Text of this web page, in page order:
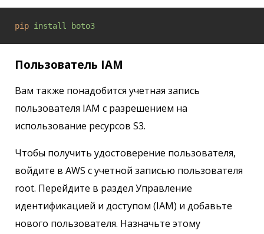
pip install boto3
Пользователь IAM
Вам также понадобится учетная запись
пользователя IAM с разрешением на
использование ресурсов S3.
Чтобы получить удостоверение пользователя,
войдите в AWS с учетной записью пользователя
root. Перейдите в раздел Управление
идентификацией и доступом (IAM) и добавьте
нового пользователя. Назначьте этому